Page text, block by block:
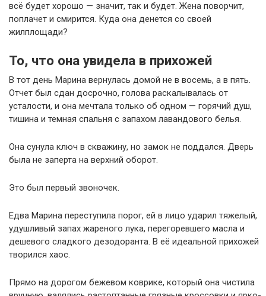
всё будет хорошо — значит, так и будет. Жена поворчит,
поплачет и смирится. Куда она денется со своей
жилплощади?
То, что она увидела в прихожей
В тот день Марина вернулась домой не в восемь, а в пять.
Отчет был сдан досрочно, голова раскалывалась от
усталости, и она мечтала только об одном — горячий душ,
тишина и темная спальня с запахом лавандового белья.
Она сунула ключ в скважину, но замок не поддался. Дверь
была не заперта на верхний оборот.
Это был первый звоночек.
Едва Марина переступила порог, ей в лицо ударил тяжелый,
удушливый запах жареного лука, перегоревшего масла и
дешевого сладкого дезодоранта. В её идеальной прихожей
творился хаос.
Прямо на дорогом бежевом коврике, который она чистила